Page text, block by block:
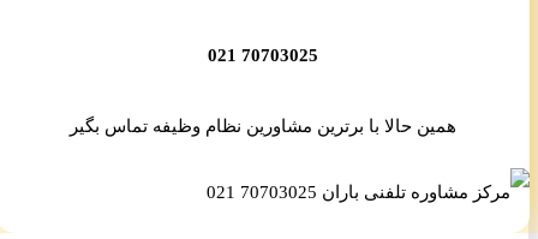
70703025 021
همین حالا با برترین مشاورین نظام وظیفه تماس بگیر